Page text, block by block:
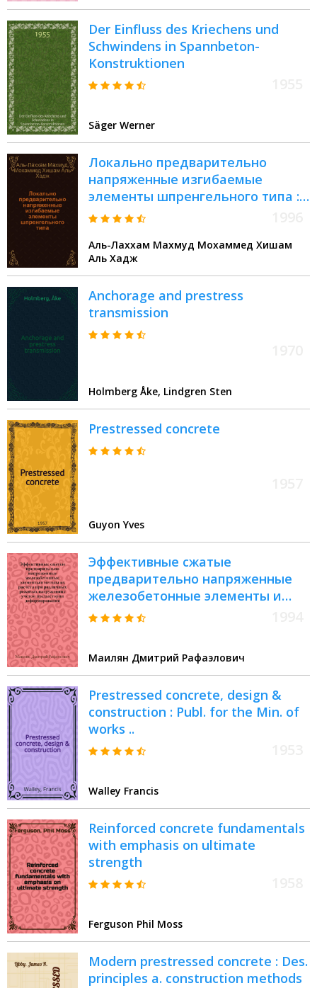
Der Einfluss des Kriechens und
Schwindens in Spannbeton-
Konstruktionen
Säger Werner
Локально предварительно
напряженные изгибаемые
элементы шпренгельного типа :
Автореф. дис. на соиск. учен.
Аль-Лаххам Махмуд Мохаммед Хишам
Аль Хадж
Anchorage and prestress
transmission
Holmberg Åke, Lindgren Sten
Prestressed concrete
Guyon Yves
Эффективные сжатые
предварительно напряженные
железобетонные элементы и
методы их расчета при
деформирования : Автореф. дис.
на соиск. учен. степ. д.т.н. : Спец.
05.23.01
Маилян Дмитрий Рафаэлович
Prestressed concrete, design &
construction : Publ. for the Min. of
works ..
Walley Francis
Reinforced concrete fundamentals
with emphasis on ultimate
strength
Ferguson Phil Moss
Modern prestressed concrete : Des.
principles a. construction methods